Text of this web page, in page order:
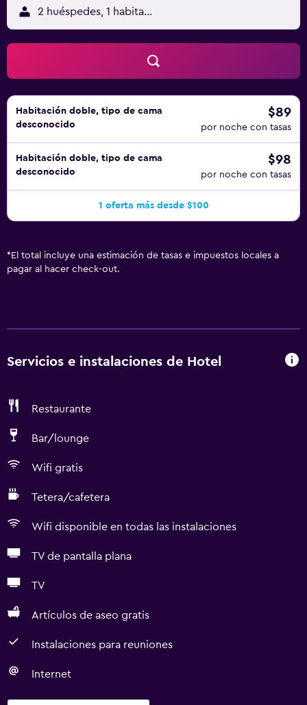
2 huéspedes, 1 habitación
Habitación doble, tipo de cama
desconocido
$89
por noche con tasas
Habitación doble, tipo de cama
desconocido
$98
por noche con tasas
1 oferta más desde $100
* El total incluye una estimación de tasas e impuestos locales a
pagar al hacer check-out.
Servicios e instalaciones de Hotel
Restaurante
Bar/lounge
Wifi gratis
Tetera/cafetera
Wifi disponible en todas las instalaciones
TV de pantalla plana
TV
Artículos de aseo gratis
Instalaciones para reuniones
Internet